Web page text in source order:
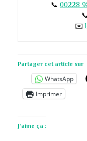
📞 00228
✉️
Partager cet article sur
WhatsApp
Imprimer
J’aime ça :